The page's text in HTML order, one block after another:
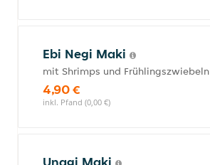
Ebi Negi Maki
mit Shrimps und Frühlingszwiebeln
4,90 €
inkl. Pfand (0,00 €)